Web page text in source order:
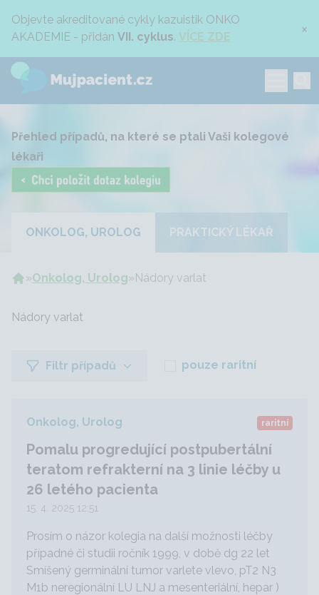
Objevte akreditované cykly kazuistik ONKO
AKADEMIE - přidán VII. cyklus. VÍCE ZDE ×
Přehled případů, na které se ptali Vaši kolegové
lékaři
ONKOLOG, UROLOG PRAKTICKÝ LÉKAŘ
»Onkolog, Urolog»Nádory varlat
Nádory varlat
Filtr případů pouze raritní
Onkolog, Urolog raritní
Pomalu progredující postpubertální
teratom refrakterní na 3 linie léčby u
26 letého pacienta
15. 4. 2025 12:51
Prosím o názor kolegia na další možnosti léčby
případné či studii ročník 1999, v době dg 22 let
Smíšený germinální tumor varlete vlevo, pT2 N3
M1b neregionální LU LNJ a mesenteriální, hepar )